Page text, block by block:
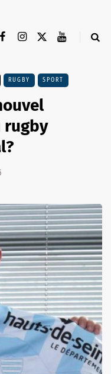
RUGBY SPORT
rugby